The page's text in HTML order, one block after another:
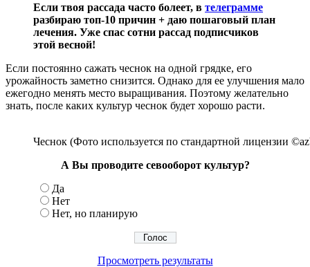
Если твоя рассада часто болеет, в телеграмме
разбираю топ-10 причин + даю пошаговый план
лечения. Уже спас сотни рассад подписчиков
этой весной!
Если постоянно сажать чеснок на одной грядке, его
урожайность заметно снизится. Однако для ее улучшения мало
ежегодно менять место выращивания. Поэтому желательно
знать, после каких культур чеснок будет хорошо расти.
Чеснок (Фото используется по стандартной лицензии
А Вы проводите севооборот культур?
Да
Нет
Нет, но планирую
Просмотреть результаты